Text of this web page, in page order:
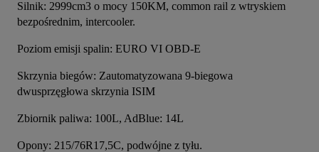
Silnik: 2999cm3 o mocy 150KM, common rail z wtryskiem
bezpośrednim, intercooler.
Poziom emisji spalin: EURO VI OBD-E
Skrzynia biegów: Zautomatyzowana 9-biegowa
dwusprzęgłowa skrzynia ISIM
Zbiornik paliwa: 100L, AdBlue: 14L
Opony: 215/76R17,5C, podwójne z tyłu.